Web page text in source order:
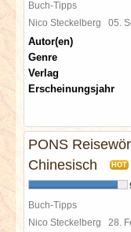
Buch-Tipps
Nico Steckelberg 05.
Autor(en)
Genre
Verlag
Erscheinungsjahr
PONS
Chinesisch
HOT
Buch-Tipps
Nico Steckelberg 28.